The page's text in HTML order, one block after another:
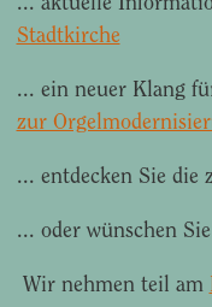
Stadtkirche
... ein neuer Klang
zur
... entdecken Sie die
... oder wünschen
Wir nehmen teil am